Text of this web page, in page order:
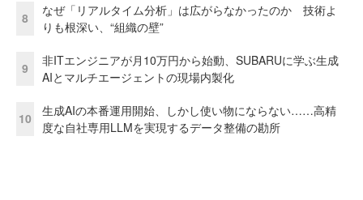
8
なぜ「リアルタイム分析」は広がらなかったのか 技術よ
りも根深い、“組織の壁”
9
非ITエンジニアが月10万円から始動、SUBARUに学ぶ生成
AIとマルチエージェントの現場内製化
10
生成AIの本番運用開始、しかし使い物にならない……高精
度な自社専用LLMを実現するデータ整備の勘所